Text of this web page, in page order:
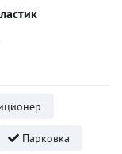
Парковка